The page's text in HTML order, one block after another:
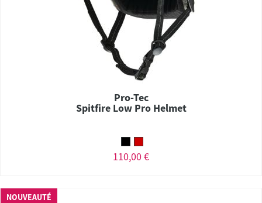
Pro-Tec
Spitfire Low Pro Helmet
110,00 €
NOUVEAUTÉ